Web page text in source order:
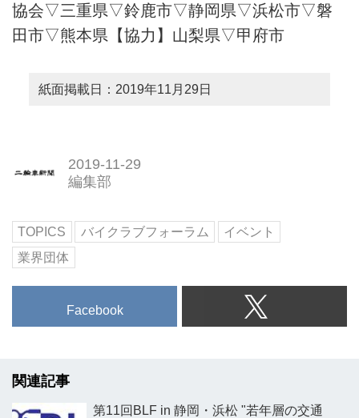
協会▽三重県▽鈴鹿市▽静岡県▽浜松市▽磐
田市▽熊本県【協力】山梨県▽甲府市
紙面掲載日：2019年11月29日
2019-11-29
編集部
TOPICS バイクラブフォーラム
イベント
業界団体
Facebook
関連記事
第11回BLF in 静岡・浜松 "若年層の交通